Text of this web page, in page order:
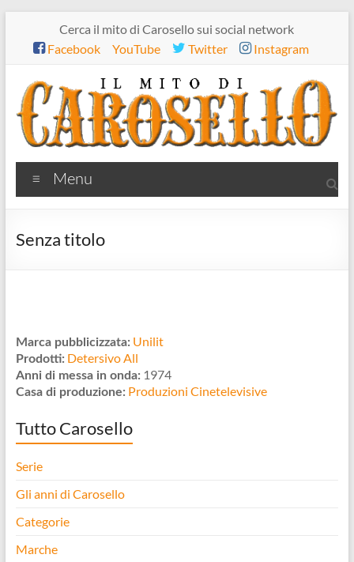
contenuto
Cerca il mito di Carosello sui social network
Facebook
YouTube Twitter Instagram
Il
mito
di
Menu
Senza titolo
Marca pubblicizzata: Unilit
Prodotti: Detersivo All
Anni di messa in onda: 1974
Casa di produzione: Produzioni Cinetelevisive
Tutto Carosello
Serie
Gli anni di Carosello
Categorie
Marche